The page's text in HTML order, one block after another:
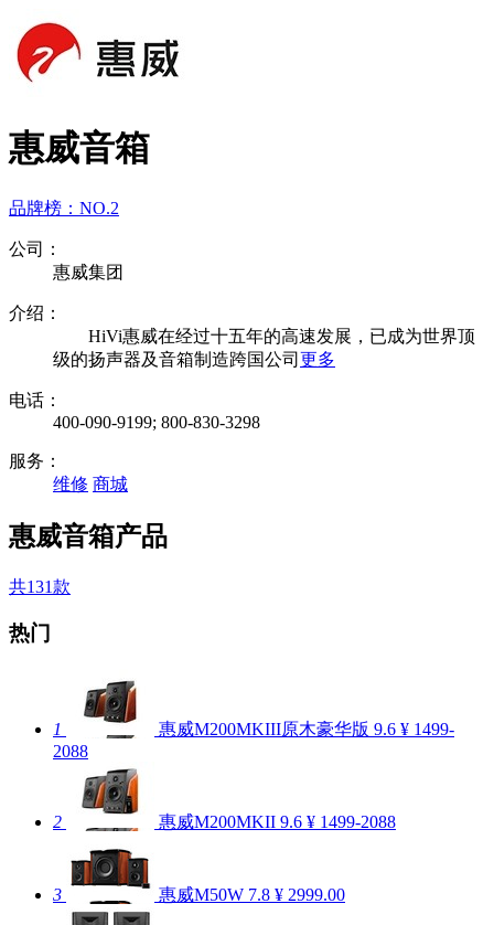
惠威音箱
品牌榜： NO.2
公司：
惠威集团
介绍：
HiVi惠威在经过十五年的高速发展，已成为世界顶
级的扬声器及音箱制造跨国公司 更多
电话：
400-090-9199; 800-830-3298
服务：
维修 商城
惠威音箱产品
共131款
热门
1 惠威M200MKIII原木豪华版 9.6 ¥ 1499-
2088
2 惠威M200MKII 9.6 ¥ 1499-2088
3 惠威M50W 7.8 ¥ 2999.00